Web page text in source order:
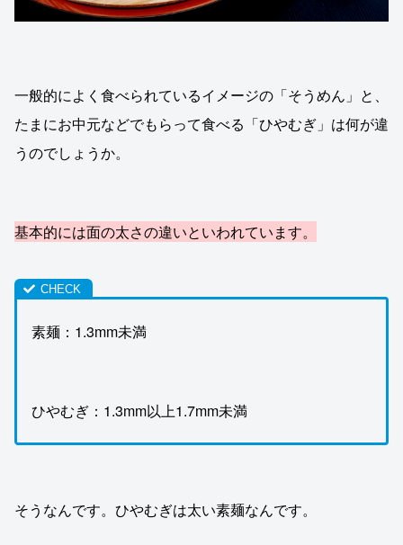
一般的によく食べられているイメージの「そうめん」と、
たまにお中元などでもらって食べる「ひやむぎ」は何が違
うのでしょうか。
基本的には面の太さの違いといわれています。
素麺：1.3mm未満
ひやむぎ：1.3mm以上1.7mm未満
そうなんです。ひやむぎは太い素麺なんです。